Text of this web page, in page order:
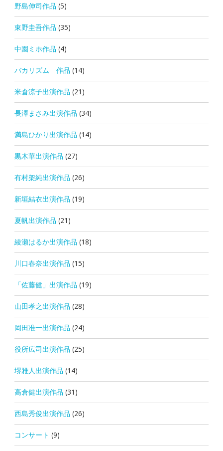
野島伸司作品 (5)
東野圭吾作品 (35)
中園ミホ作品 (4)
バカリズム 作品 (14)
米倉涼子出演作品 (21)
長澤まさみ出演作品 (34)
満島ひかり出演作品 (14)
黒木華出演作品 (27)
有村架純出演作品 (26)
新垣結衣出演作品 (19)
夏帆出演作品 (21)
綾瀬はるか出演作品 (18)
川口春奈出演作品 (15)
「佐藤健」出演作品 (19)
山田孝之出演作品 (28)
岡田准一出演作品 (24)
役所広司出演作品 (25)
堺雅人出演作品 (14)
高倉健出演作品 (31)
西島秀俊出演作品 (26)
コンサート (9)